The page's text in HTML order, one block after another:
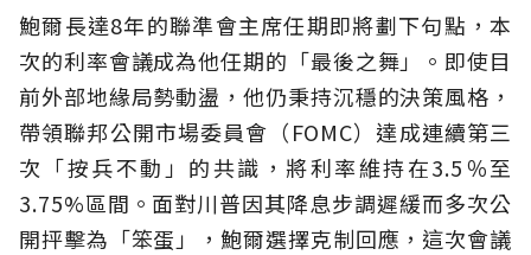
鮑爾長達8年的聯準會主席任期即將劃下句點，本
次的利率會議成為他任期的「最後之舞」。即使目
前外部地緣局勢動盪，他仍秉持沉穩的決策風格，
帶領聯邦公開市場委員會（FOMC）達成連續第三
次「按兵不動」的共識，將利率維持在3.5％至
3.75%區間。面對川普因其降息步調遲緩而多次公
開抨擊為「笨蛋」，鮑爾選擇克制回應，這次會議